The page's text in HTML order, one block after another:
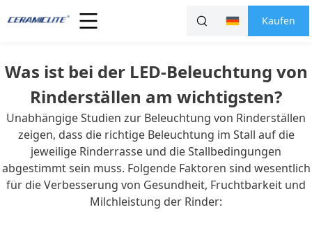
Kaufen
Was ist bei der LED-Beleuchtung von
Rinderställen am wichtigsten?
Unabhängige Studien zur Beleuchtung von Rinderställen
zeigen, dass die richtige Beleuchtung im Stall auf die
jeweilige Rinderrasse und die Stallbedingungen
abgestimmt sein muss. Folgende Faktoren sind wesentlich
für die Verbesserung von Gesundheit, Fruchtbarkeit und
Milchleistung der Rinder: